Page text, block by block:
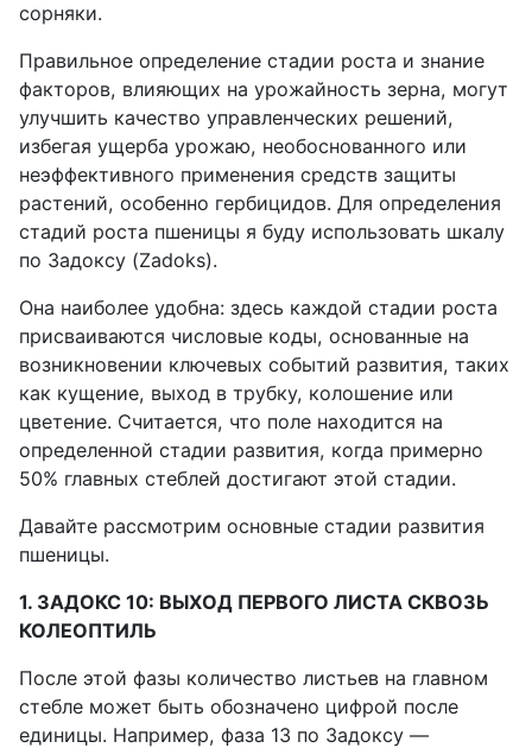
сорняки.
Правильное определение стадии роста и знание
факторов, влияющих на урожайность зерна, могут
улучшить качество управленческих решений,
избегая ущерба урожаю, необоснованного или
неэффективного применения средств защиты
растений, особенно гербицидов. Для определения
стадий роста пшеницы я буду использовать шкалу
по Задоксу (Zadoks).
Она наиболее удобна: здесь каждой стадии роста
присваиваются числовые коды, основанные на
возникновении ключевых событий развития, таких
как кущение, выход в трубку, колошение или
цветение. Считается, что поле находится на
определенной стадии развития, когда примерно
50% главных стеблей достигают этой стадии.
Давайте рассмотрим основные стадии развития
пшеницы.
1. ЗАДОКС 10: ВЫХОД ПЕРВОГО ЛИСТА СКВОЗЬ
КОЛЕОПТИЛЬ
После этой фазы количество листьев на главном
стебле может быть обозначено цифрой после
единицы. Например, фаза 13 по Задоксу —